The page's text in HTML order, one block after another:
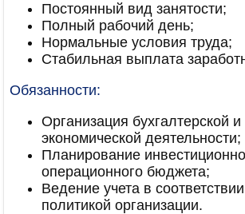
Постоянный вид занятости;
Полный рабочий день;
Нормальные условия труда;
Стабильная выплата
Обязанности:
Организация бухгалтерской
экономической деятельности;
Планирование
операционного бюджета;
Ведение учета в
политикой организации.